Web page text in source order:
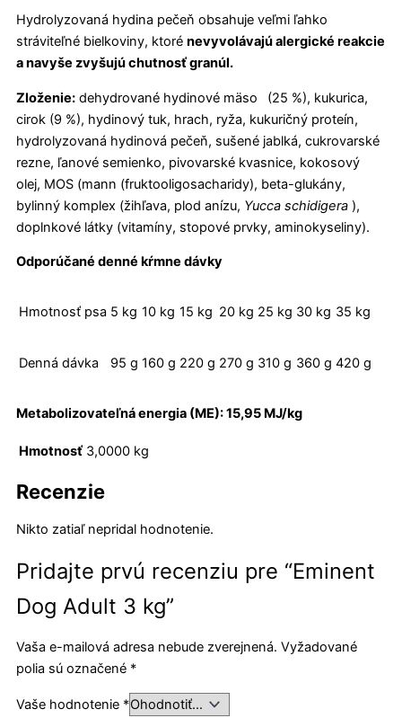
Hydrolyzovaná hydina pečeň obsahuje veľmi ľahko
stráviteľné bielkoviny, ktoré nevyvolávajú alergické reakcie
a navyše zvyšujú chutnosť granúl.
Zloženie: dehydrované hydinové mäso
(25 %), kukurica,
cirok (9 %), hydinový tuk, hrach, ryža, kukuričný proteín,
hydrolyzovaná hydinová pečeň, sušené jablká, cukrovarské
rezne, ľanové semienko, pivovarské kvasnice, kokosový
olej, MOS (mann (fruktooligosacharidy), beta-glukány,
bylinný komplex (žihľava, plod anízu, Yucca schidigera ),
doplnkové látky (vitamíny, stopové prvky, aminokyseliny).
Odporúčané denné kŕmne dávky
Hmotnosť psa 5 kg 10 kg 15 kg 20 kg 25 kg 30 kg 35 kg
Denná dávka 95 g 160 g 220 g 270 g 310 g 360 g 420 g
Metabolizovateľná energia (ME): 15,95 MJ/kg
Hmotnosť 3,0000 kg
Recenzie
Nikto zatiaľ nepridal hodnotenie.
Pridajte prvú recenziu pre “Eminent
Dog Adult 3 kg”
Vaša e-mailová adresa nebude zverejnená. Vyžadované
polia sú označené *
Vaše hodnotenie *